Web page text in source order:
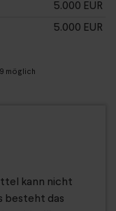
5.000 EUR
5.000 EUR
möglich
kann nicht
besteht das